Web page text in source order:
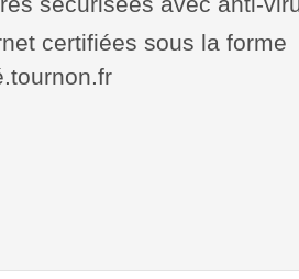
certifiées sous la forme